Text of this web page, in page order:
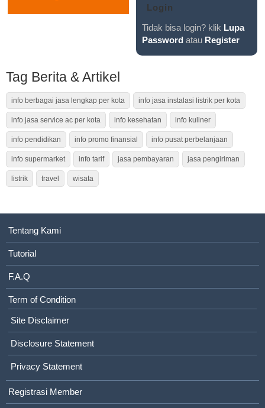
Tidak bisa login? klik Lupa
Password atau Register
Tag Berita & Artikel
info berbagai jasa lengkap per kota info jasa instalasi listrik per kota
info jasa service ac per kota info kesehatan info kuliner
info pendidikan info promo finansial info pusat perbelanjaan
info supermarket info tarif jasa pembayaran jasa pengiriman
listrik travel wisata
Tentang Kami
Tutorial
F.A.Q
Term of Condition
Site Disclaimer
Disclosure Statement
Privacy Statement
Registrasi Member